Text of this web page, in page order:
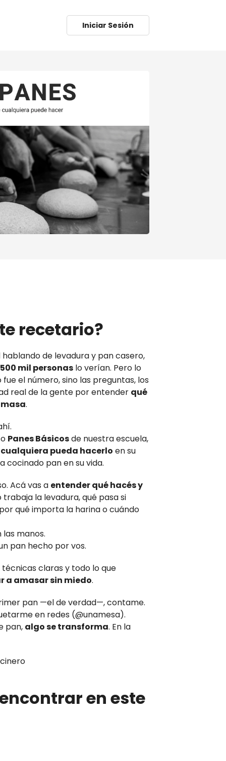
Iniciar Sesión
recetario?
de levadura y pan casero,
mil personas lo verían. Pero lo
el número, sino las preguntas, los
real de la gente por entender qué
.
Panes Básicosde nuestra escuela,
cualquiera pueda hacerlo en su
cocinado pan en su vida.
Acá vas a entender qué hacés y
trabaja la levadura, qué pasa si
qué importa la harina o cuándo
manos.
pan hecho por vos.
claras y todo lo que
a amasar sin miedo.
pan —el de verdad—, contame.
en redes (@unamesa).
pan, algo se transforma. En la
en este